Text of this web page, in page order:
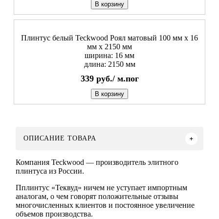
В корзину
Плинтус белый Teckwood Роял матовый 100 мм х 16
мм х 2150 мм
ширина: 16 мм
длина: 2150 мм
339 руб./ м.пог
В корзину
ОПИСАНИЕ ТОВАРА
Компания Teckwood — производитель элитного
плинтуса из России.
Пплинтус «Теквуд» ничем не уступает импортным
аналогам, о чем говорят положительные отзывы
многочисленных клиентов и постоянное увеличение
объемов производства.